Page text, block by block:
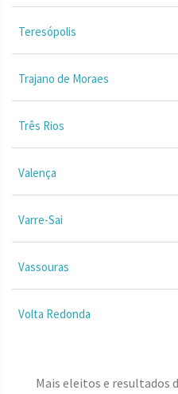
Teresópolis
Trajano de Moraes
Três Rios
Valença
Varre-Sai
Vassouras
Volta Redonda
Mais eleitos e resultados